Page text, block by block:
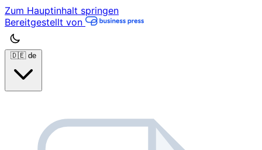
Zum Hauptinhalt springen
Bereitgestellt von
🇩🇪 de